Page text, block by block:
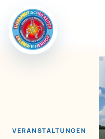
VERANSTALTUNGEN